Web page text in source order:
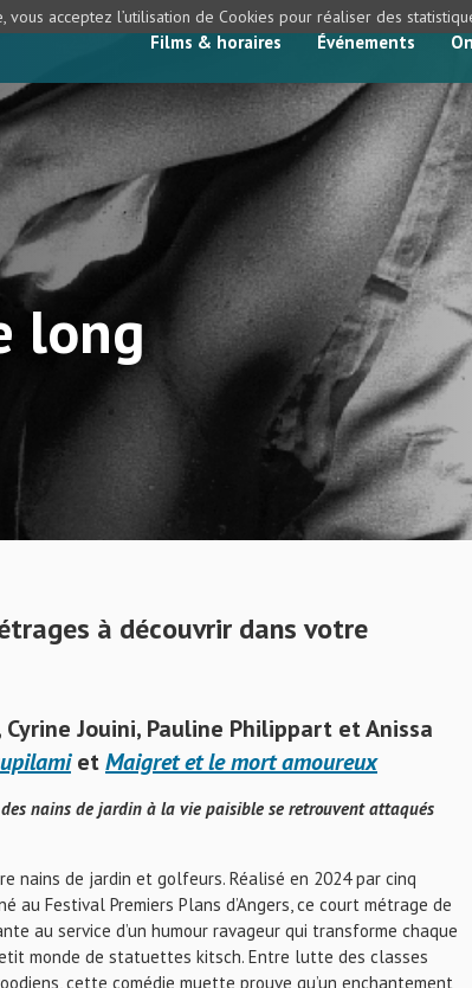
Films & horaires Événements
long
à découvrir dans votre
Jouini, Pauline Philippart et Anissa
etMaigret et le mort amoureux
nains de jardin à la vie paisible se retrouvent attaqués
nains de jardin et golfeurs. Réalisé en 2024 par cinq
Festival Premiers Plans d’Angers, ce court métrage de
au service d’un humour ravageur qui transforme chaque
monde de statuettes kitsch. Entre lutte des classes
cette comédie muette prouve qu’un enchantement
vous acceptez l’utilisation de Cookies pour réaliser des